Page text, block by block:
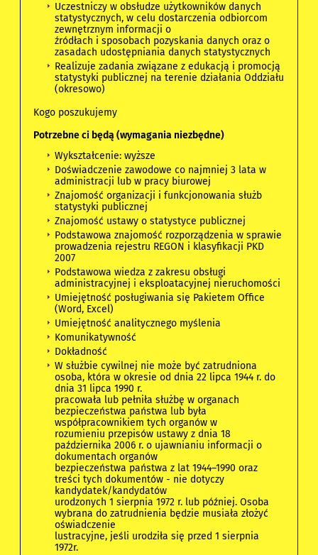
Uczestniczy w obsłudze użytkowników danych
statystycznych, w celu dostarczenia odbiorcom
zewnętrznym informacji o
źródłach i sposobach pozyskania danych oraz o
zasadach udostępniania danych statystycznych
Realizuje zadania związane z edukacją i promocją
statystyki publicznej na terenie działania Oddziału
(okresowo)
Kogo poszukujemy
Potrzebne ci będą (wymagania niezbędne)
Wykształcenie: wyższe
Doświadczenie zawodowe co najmniej 3 lata w
administracji lub w pracy biurowej
Znajomość organizacji i funkcjonowania służb
statystyki publicznej
Znajomość ustawy o statystyce publicznej
Podstawowa znajomość rozporządzenia w sprawie
prowadzenia rejestru REGON i klasyfikacji PKD
2007
Podstawowa wiedza z zakresu obsługi
administracyjnej i eksploatacyjnej nieruchomości
Umiejętność posługiwania się Pakietem Office
(Word, Excel)
Umiejętność analitycznego myślenia
Komunikatywność
Dokładność
W służbie cywilnej nie może być zatrudniona
osoba, która w okresie od dnia 22 lipca 1944 r. do
dnia 31 lipca 1990 r.
pracowała lub pełniła służbę w organach
bezpieczeństwa państwa lub była
współpracownikiem tych organów w
rozumieniu przepisów ustawy z dnia 18
października 2006 r. o ujawnianiu informacji o
dokumentach organów
bezpieczeństwa państwa z lat 1944–1990 oraz
treści tych dokumentów - nie dotyczy
kandydatek/kandydatów
urodzonych 1 sierpnia 1972 r. lub później. Osoba
wybrana do zatrudnienia będzie musiała złożyć
oświadczenie
lustracyjne, jeśli urodziła się przed 1 sierpnia
1972r.